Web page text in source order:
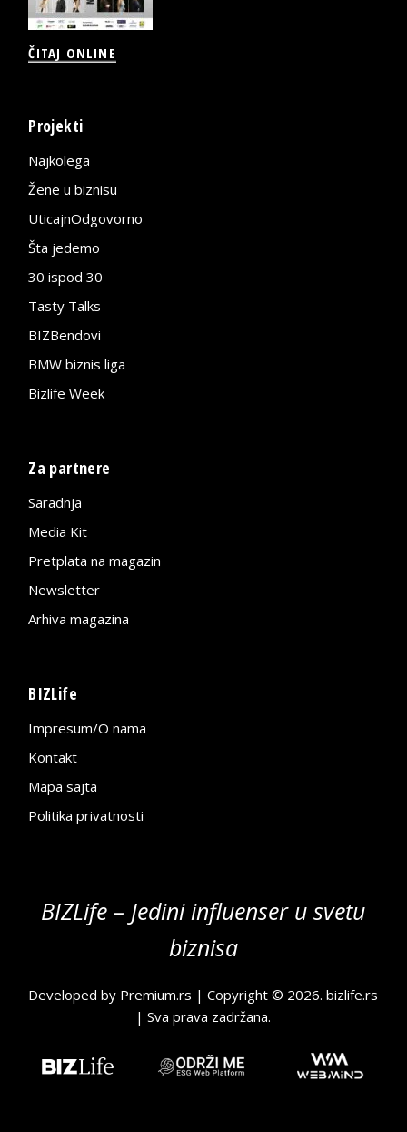
ČITAJ ONLINE
Projekti
Najkolega
Žene u biznisu
UticajnOdgovorno
Šta jedemo
30 ispod 30
Tasty Talks
BIZBendovi
BMW biznis liga
Bizlife Week
Za partnere
Saradnja
Media Kit
Pretplata na magazin
Newsletter
Arhiva magazina
BIZLife
Impresum/O nama
Kontakt
Mapa sajta
Politika privatnosti
BIZLife – Jedini influenser u svetu
biznisa
Developed by Premium.rs | Copyright © 2026.bizlife.rs
| Sva prava zadržana.